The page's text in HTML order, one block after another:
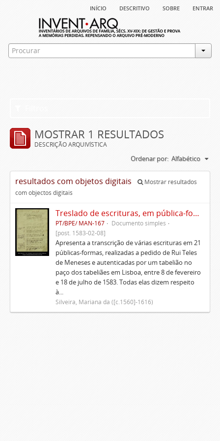
início descritivo sobre entrar
MOSTRAR 1 RESULTADOS
DESCRIÇÃO ARQUIVÍSTICA
Ordenar por: Alfabético
resultados com objetos digitais
Mostrar resultados
com objectos digitais
Treslado de escrituras, em pública-forma, de Rui Teles de Meneses
PT/BPE/ MAN-167
Documento simples
[post. 1583-02-08]
Apresenta a transcrição de várias escrituras em 21
públicas-formas, realizadas a pedido de Rui Teles
de Meneses e autenticadas por um tabelião no
paço dos tabeliães em Lisboa, entre 8 de fevereiro
e 18 de julho de 1583. Todas elas dizem respeito
à...
Silveira, Mariana da ([c.1560]-1616)